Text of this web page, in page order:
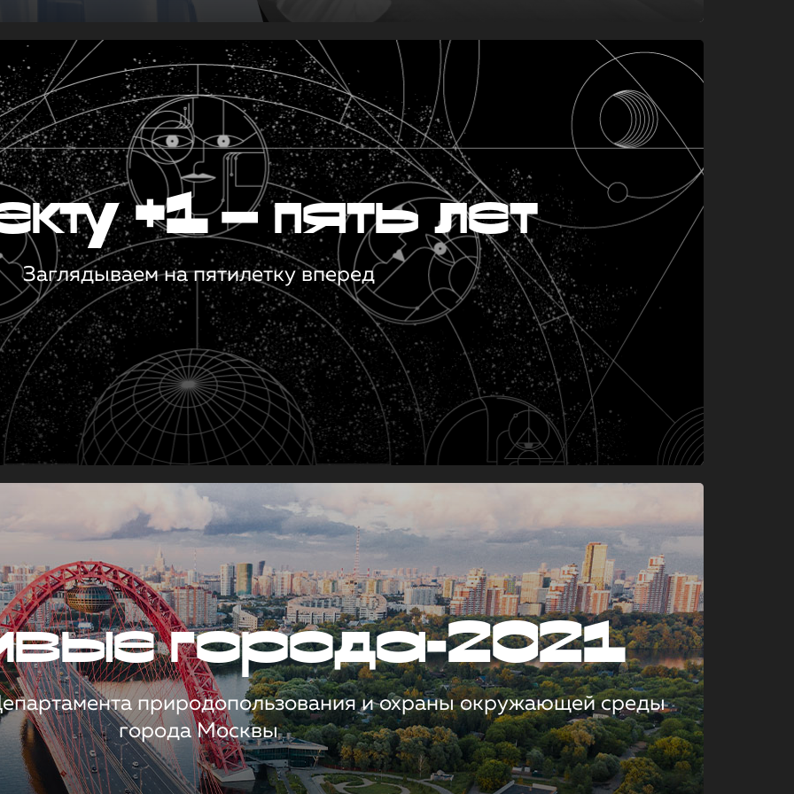
+1 — пять лет
Заглядываем на пятилетку вперед
города-2021
природопользования и охраны окружающей среды
города Москвы